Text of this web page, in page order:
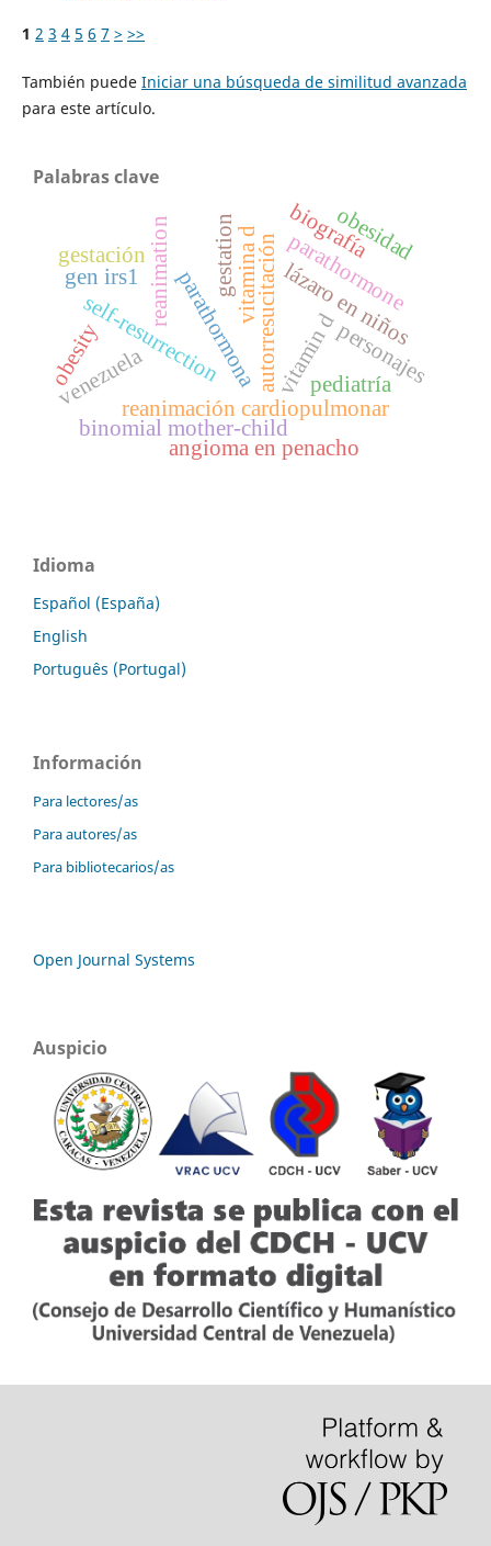
1 2 3 4 5 6 7 > >>
También puede Iniciar una búsqueda de similitud avanzada
para este artículo.
Palabras clave
autorresucitaciónlázaro en niños
reanimación cardiopulmonar
self-resurrection
reanimation vitamina d
parathormona
gestación
vitamin d
parathormone
gestation
binomial mother-child
personajes
biografía
venezuela
angioma en penacho
gen irs1
obesidad
obesity pediatría
Idioma
Español (España)
English
Português (Portugal)
Información
Para lectores/as
Para autores/as
Para bibliotecarios/as
Open Journal Systems
Auspicio